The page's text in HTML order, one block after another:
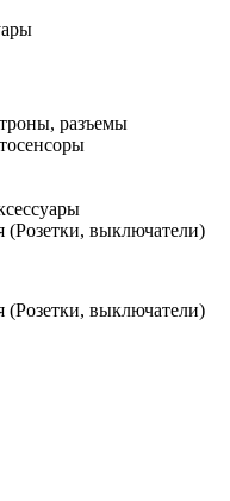
разъемы
(Розетки, выключатели)
(Розетки, выключатели)